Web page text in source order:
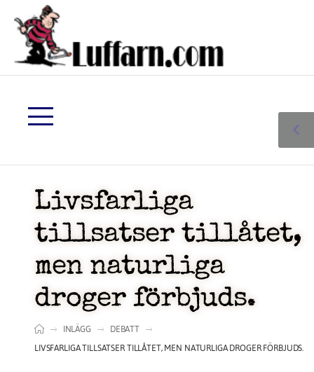
Livsfarliga
tillsatser tillåtet,
men naturliga
droger förbjuds.
INLÄGG
DEBATT
LIVSFARLIGA TILLSATSER TILLÅTET, MEN NATURLIGA DROGER FÖRBJUDS.